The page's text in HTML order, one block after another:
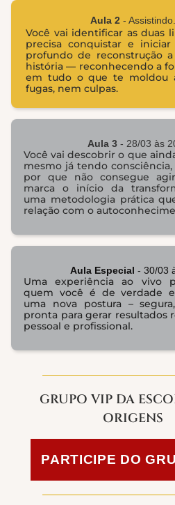
Aula 2- Assistindo...
Você vai identificar as duas
precisa conquistar e
profundo de reconstrução
história — reconhecendo a
em tudo o que te moldou
fugas, nem culpas.
Aula 3- 28/03 às
Você vai descobrir o que
mesmo já tendo
por que não consegue
marca o início da
uma metodologia prática
relação com o
Aula Especial - 30/03
Uma experiência ao vivo
quem você é de verdade
uma nova postura –
pronta para gerar resultados
pessoal e profissional.
GRUPO VIP DA
ORIGENS
PARTICIPE DO